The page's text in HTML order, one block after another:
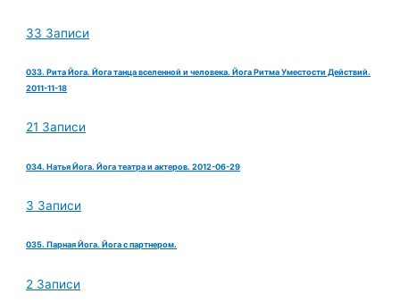
33 Записи
033. Рита Йога. Йога танца вселенной и человека. Йога Ритма Уместости Действий.
2011-11-18
21 Записи
034. Натья Йога. Йога театра и актеров. 2012-06-29
3 Записи
035. Парная Йога. Йога с партнером.
2 Записи